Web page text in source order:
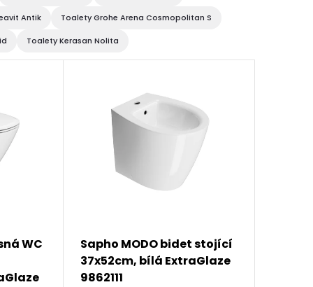
Antik Toalety Grohe Arena Cosmopolitan S
Toalety Kerasan Nolita
WC
Sapho MODO bidet stojící
37x52cm, bílá ExtraGlaze
9862111